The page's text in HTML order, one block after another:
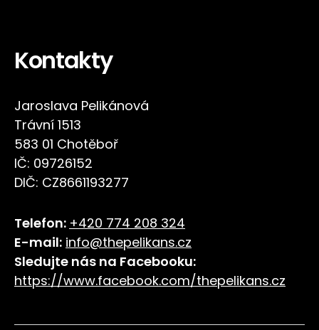
Kontakty
Jaroslava Pelikánová
Trávní 1513
583 01 Chotěboř
IČ: 09726152
DIČ: CZ8661193277
Telefon: +420 774 208 324
E-mail: info@thepelikans.cz
Sledujte nás na Facebooku:
https://www.facebook.com/thepelikans.cz